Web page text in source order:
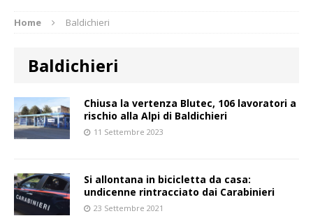
Home Baldichieri
Baldichieri
Chiusa la vertenza Blutec, 106 lavoratori a
rischio alla Alpi di Baldichieri
11 Settembre 2023
Si allontana in bicicletta da casa:
undicenne rintracciato dai Carabinieri
23 Settembre 2021